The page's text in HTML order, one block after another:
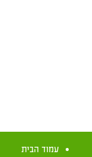
עמוד הבית